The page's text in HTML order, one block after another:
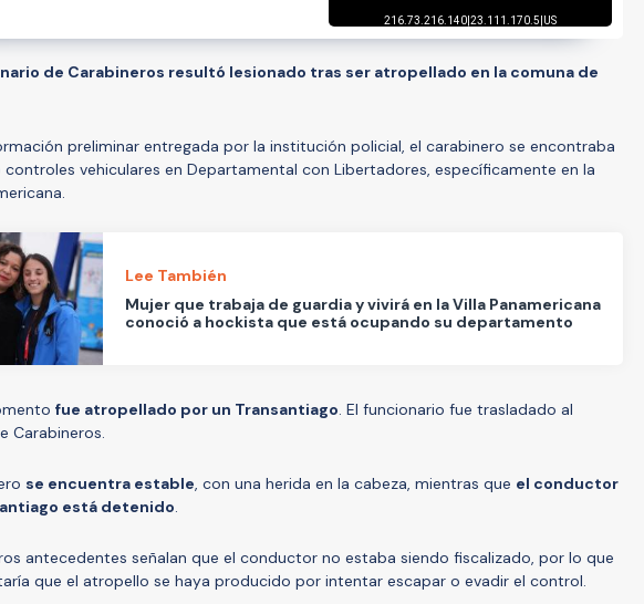
de Carabineros resultó lesionado tras ser atropellado en la comuna de
preliminar entregada por la institución policial, el carabinero se encontraba
controles vehiculares en Departamental con Libertadores, específicamente en la
Lee También
Mujer que trabaja de guardia y vivirá en la Villa Panamericana
conoció a hockista que está ocupando su departamento
fue atropellado por un Transantiago. El funcionario fue trasladado al
Carabineros.
se encuentra estable, con una herida en la cabeza, mientras que el conductor
está detenido.
antecedentes señalan que el conductor no estaba siendo fiscalizado, por lo que
que el atropello se haya producido por intentar escapar o evadir el control.